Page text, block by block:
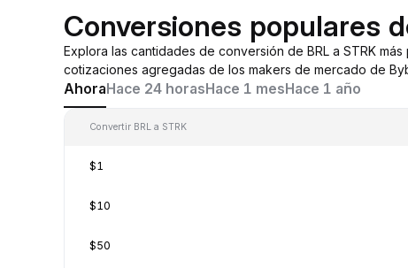
Conversiones populares
Explora las cantidades de conversión de BRL a STRK
cotizaciones agregadas de los makers de mercado de
AhoraHace 24 horasHace 1 mesHace 1 año
Convertir BRL a STRK
$1
$10
$50